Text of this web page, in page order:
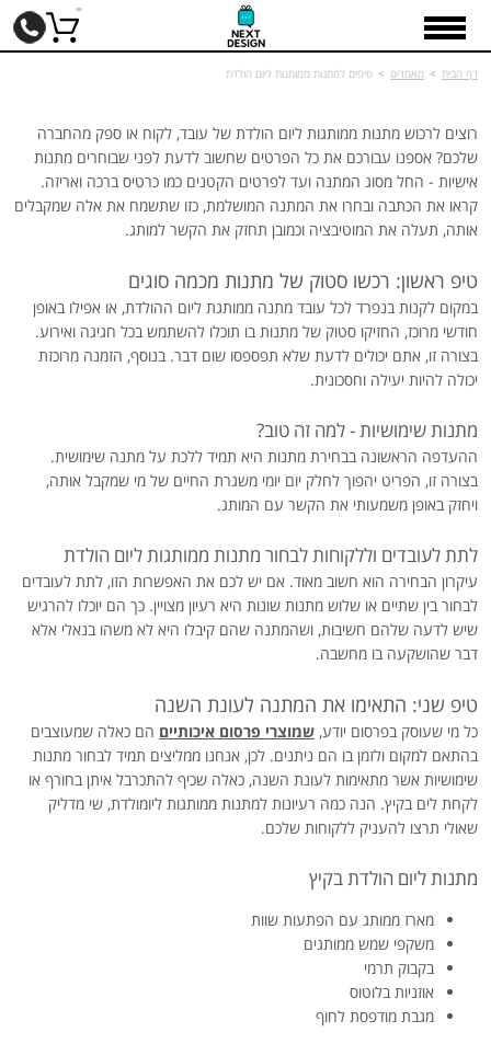
דף הבית > מאמרים > טיפים למתנות ממותגות ליום הולדת
רוצים לרכוש מתנות ממותגות ליום הולדת של עובד, לקוח או ספק מהחברה
שלכם? אספנו עבורכם את כל הפרטים שחשוב לדעת לפני שבוחרים מתנות
אישיות - החל מסוג המתנה ועד לפרטים הקטנים כמו כרטיס ברכה ואריזה.
קראו את הכתבה ובחרו את המתנה המושלמת, כזו שתשמח את אלה שמקבלים
אותה, תעלה את המוטיבציה וכמובן תחזק את הקשר למותג.
טיפ ראשון: רכשו סטוק של מתנות מכמה סוגים
במקום לקנות בנפרד לכל עובד מתנה ממותגת ליום ההולדת, או אפילו באופן
חודשי מרוכז, החזיקו סטוק של מתנות בו תוכלו להשתמש בכל חגיגה ואירוע.
בצורה זו, אתם יכולים לדעת שלא תפספסו שום דבר. בנוסף, הזמנה מרוכזת
יכולה להיות יעילה וחסכונית.
מתנות שימושיות - למה זה טוב?
ההעדפה הראשונה בבחירת מתנות היא תמיד ללכת על מתנה שימושית.
בצורה זו, הפריט יהפוך לחלק יום יומי משגרת החיים של מי שמקבל אותה,
ויחזק באופן משמעותי את הקשר עם המותג.
לתת לעובדים וללקוחות לבחור מתנות ממותגות ליום הולדת
עיקרון הבחירה הוא חשוב מאוד. אם יש לכם את האפשרות הזו, לתת לעובדים
לבחור בין שתיים או שלוש מתנות שונות היא רעיון מצויין. כך הם יוכלו להרגיש
שיש לדעה שלהם חשיבות, ושהמתנה שהם קיבלו היא לא משהו בנאלי אלא
דבר שהושקעה בו מחשבה.
טיפ שני: התאימו את המתנה לעונת השנה
כל מי שעוסק בפרסום יודע, שמוצרי פרסום איכותיים הם כאלה שמעוצבים
בהתאם למקום ולזמן בו הם ניתנים. לכן, אנחנו ממליצים תמיד לבחור מתנות
שימושיות אשר מתאימות לעונת השנה, כאלה שכיף להתכרבל איתן בחורף או
לקחת לים בקיץ. הנה כמה רעיונות למתנות ממותגות ליומולדת, שי מדליק
שאולי תרצו להעניק ללקוחות שלכם.
מתנות ליום הולדת בקיץ
מארז ממותג עם הפתעות שוות
משקפי שמש ממותגים
בקבוק תרמי
אוזניות בלוטוס
מגבת מודפסת לחוף